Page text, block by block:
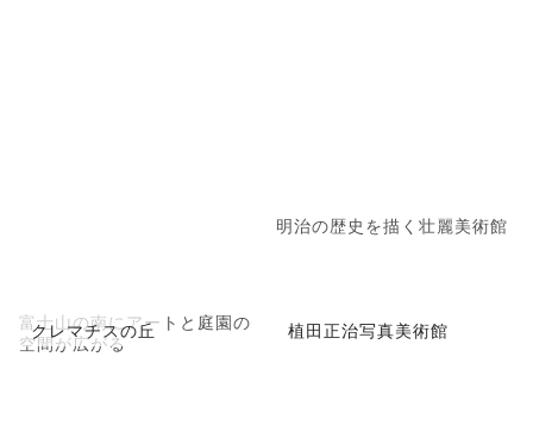
明治の歴史を描く壮麗美術館
クレマチスの丘
富士山の南にアートと庭園の
空間が広がる
植田正治写真美術館